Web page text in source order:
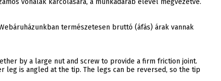
vonalak karcolására, a munkadarab élével megvezetve.
természetesen bruttó (áfás) árak vannak
by a large nut and screw to provide a firm friction joint.
leg is angled at the tip. The legs can be reversed, so the tip